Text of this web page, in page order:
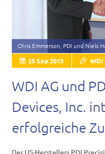
Chris Emmerson, PDI und Niels
25 Sep 2013 WDI
WDI AG und
Devices, Inc.
erfolgreiche
Der US-Herstellers PDI